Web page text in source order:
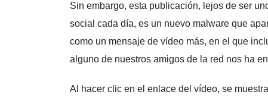
Sin embargo, esta publicación, lejos de ser
social cada día, es un nuevo malware que
como un mensaje de vídeo más, en el que
alguno de nuestros amigos de la red nos ha
Al hacer clic en el enlace del vídeo, se